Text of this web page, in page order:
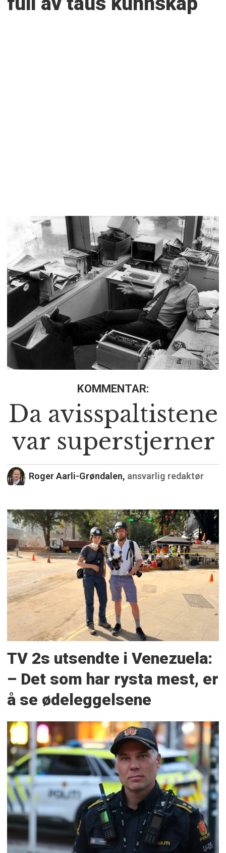
KOMMENTAR:
Da avisspaltistene
var superstjerner
Roger Aarli-Grøndalen, ansvarlig redaktør
TV 2s utsendte i Venezuela:
– Det som har rysta mest, er
å se ødeleggelsene